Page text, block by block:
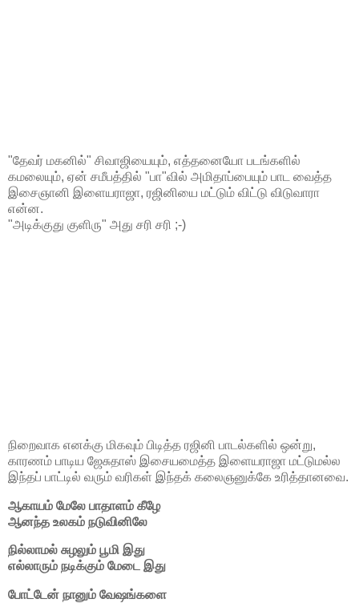
"தேவர் மகனில்" சிவாஜியையும், எத்தனையோ படங்களில்
கமலையும், ஏன் சமீபத்தில் "பா"வில் அமிதாப்பையும் பாட வைத்த
இசைஞானி இளையராஜா, ரஜினியை மட்டும் விட்டு விடுவாரா
என்ன.
"அடிக்குது குளிரு" அது சரி சரி ;-)
நிறைவாக எனக்கு மிகவும் பிடித்த ரஜினி பாடல்களில் ஒன்று,
காரணம் பாடிய ஜேசுதாஸ் இசையமைத்த இளையராஜா மட்டுமல்ல
இந்தப் பாட்டில் வரும் வரிகள் இந்தக் கலைஞனுக்கே உரித்தானவை.
ஆகாயம் மேலே பாதாளம் கீழே
ஆனந்த உலகம் நடுவினிலே
நில்லாமல் சுழலும் பூமி இது
எல்லாரும் நடிக்கும் மேடை இது
போட்டேன் நானும் வேஷங்களை